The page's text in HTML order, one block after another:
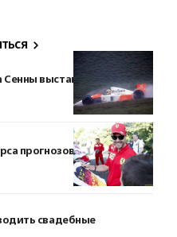
выставлена на торги
прогнозов
свадебные